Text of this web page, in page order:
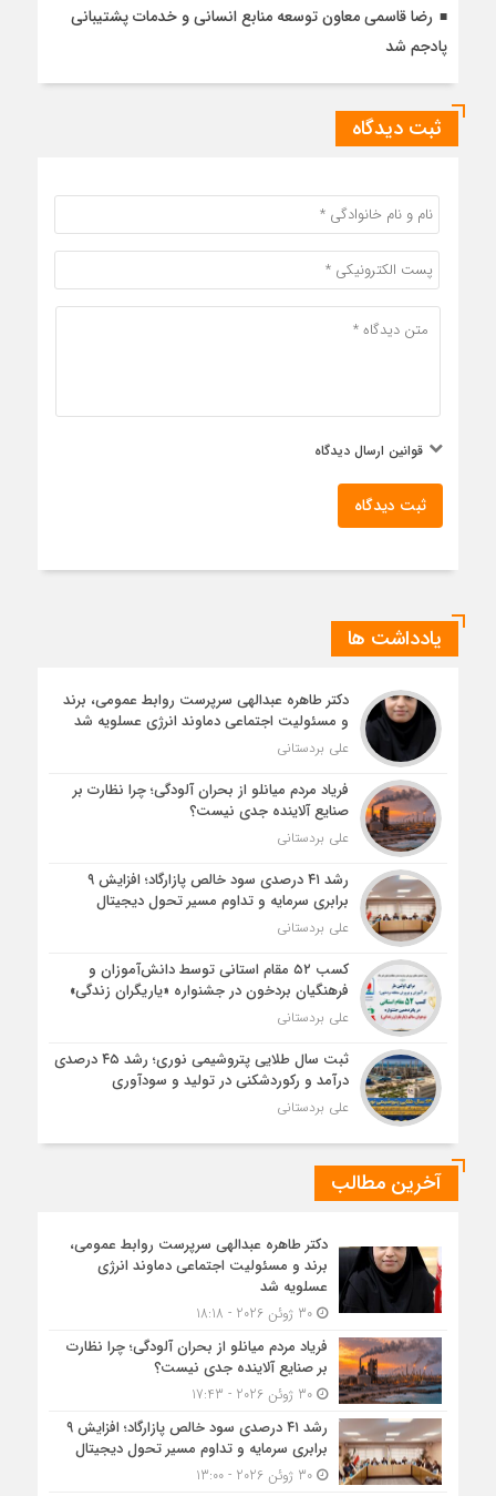
رضا قاسمی معاون توسعه منابع انسانی و خدمات پشتیبانی
پادجم شد
ثبت دیدگاه
قوانین ارسال دیدگاه
ثبت دیدگاه
یادداشت ها
دکتر طاهره عبدالهی سرپرست روابط عمومی، برند
و مسئولیت اجتماعی دماوند انرژی عسلویه شد
علی بردستانی
فریاد مردم میانلو از بحران آلودگی؛ چرا نظارت بر
صنایع آلاینده جدی نیست؟
علی بردستانی
رشد ۴۱ درصدی سود خالص پازارگاد؛ افزایش ۹
برابری سرمایه و تداوم مسیر تحول دیجیتال
علی بردستانی
کسب ۵۲ مقام استانی توسط دانش‌آموزان و
فرهنگیان بردخون در جشنواره «یاریگران زندگی»
علی بردستانی
ثبت سال طلایی پتروشیمی نوری؛ رشد ۴۵ درصدی
درآمد و رکوردشکنی در تولید و سودآوری
علی بردستانی
آخرین مطالب
دکتر طاهره عبدالهی سرپرست روابط عمومی،
برند و مسئولیت اجتماعی دماوند انرژی
عسلویه شد
30 ژوئن 2026 - 18:18
فریاد مردم میانلو از بحران آلودگی؛ چرا نظارت
بر صنایع آلاینده جدی نیست؟
30 ژوئن 2026 - 17:43
رشد ۴۱ درصدی سود خالص پازارگاد؛ افزایش ۹
برابری سرمایه و تداوم مسیر تحول دیجیتال
30 ژوئن 2026 - 13:00